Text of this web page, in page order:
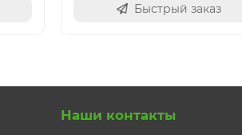
Быстрый заказ
Наши контакты